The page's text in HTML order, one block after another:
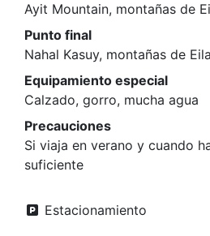
Ayit Mountain, montañas de
Punto final
Nahal Kasuy, montañas de
Equipamiento especial
Calzado, gorro, mucha agua
Precauciones
Si viaja en verano y cuando
suficiente
Estacionamiento